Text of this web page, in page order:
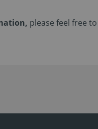
please feel free